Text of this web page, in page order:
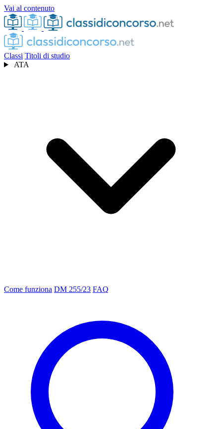
Vai al contenuto
Classi Titoli di studio
ATA
Come funziona DM 255/23 FAQ